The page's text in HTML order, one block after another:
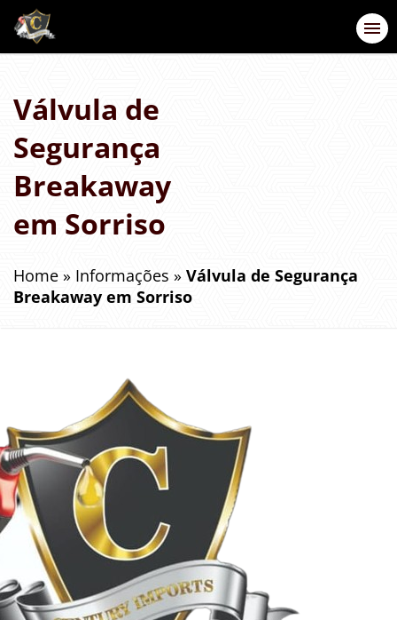
Válvula de
Segurança
Breakaway
em Sorriso
Home » Informações » Válvula de Segurança
Breakaway em Sorriso